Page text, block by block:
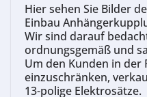
Hier sehen Sie Bilder
Einbau
Wir sind darauf
ordnungsgemäß und
Um den Kunden in
einzuschränken,
13-polige Elektrosätze.